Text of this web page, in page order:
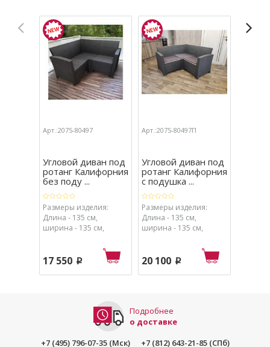
Арт.:2075-80497
Угловой диван под
ротанг Калифорния
без поду ...
Размеры изделия:
Длина - 135 см,
ширина - 135 см,
0,35 м3. Размеры в
упаковке: 74 х 77 х 62
17 550 p
Арт.:2075-80497П
Угловой диван под
ротанг Калифорния
с подушка ...
Размеры изделия:
Длина - 135 см,
ширина - 135 см,
0,35 м3. Размеры в
упаковке: 74 х 77 х 62
20 100 p
Подробнее
о доставке
+7 (495) 796-07-35 (Мск)
+7 (812) 643-21-85 (СПб)